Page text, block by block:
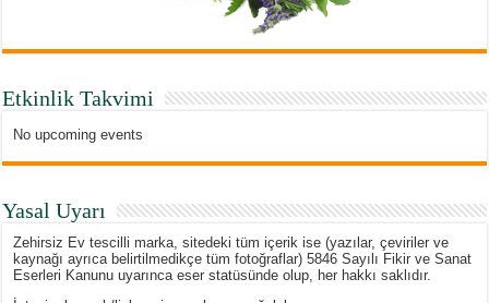
Etkinlik Takvimi
No upcoming events
Yasal Uyarı
Zehirsiz Ev tescilli marka, sitedeki tüm içerik ise (yazılar, çeviriler ve
kaynağı ayrıca belirtilmedikçe tüm fotoğraflar) 5846 Sayılı Fikir ve Sanat
Eserleri Kanunu uyarınca eser statüsünde olup, her hakkı saklıdır.